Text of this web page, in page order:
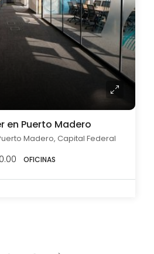
en Puerto Madero
Madero, Capital Federal
OFICINAS